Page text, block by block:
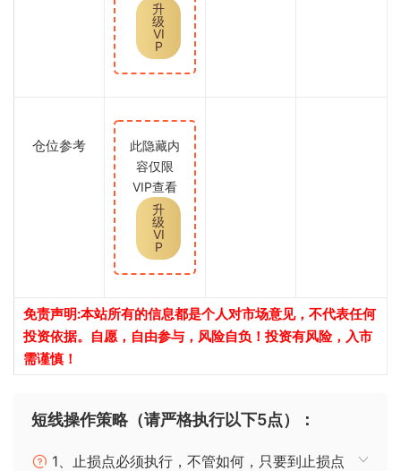
升
级
VI
P
仓位参考
此隐藏内
容仅限
VIP查看
升
级
VI
P
免责声明:本站所有的信息都是个人对市场意见，不代表任何
投资依据。自愿，自由参与，风险自负！投资有风险，入市
需谨慎！
短线操作策略（请严格执行以下5点）：
1、止损点必须执行，不管如何，只要到止损点